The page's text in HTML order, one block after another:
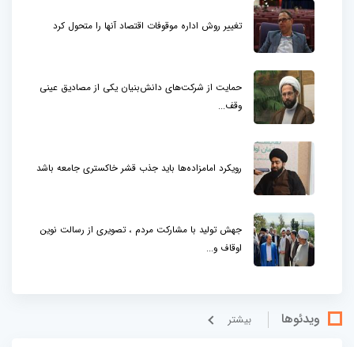
تغییر روش اداره موقوفات اقتصاد آنها را متحول کرد
حمایت از شرکت‌های دانش‌بنیان یکی از مصادیق عینی
وقف...
رویکرد امامزاده‌ها باید جذب قشر خاکستری جامعه باشد
جهش تولید با مشارکت مردم ، تصویری از رسالت نوین
اوقاف و...
ویدئوها بيشتر